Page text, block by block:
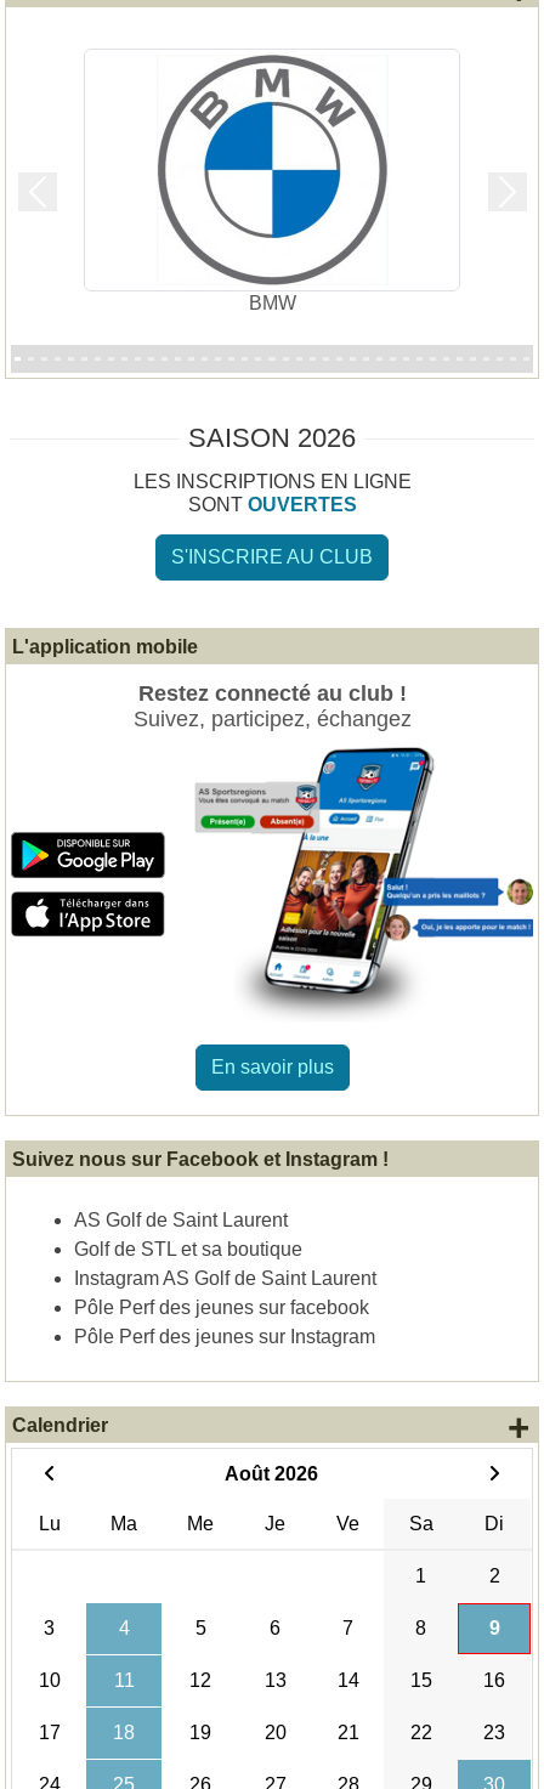
BMW
SAISON 2026
LES INSCRIPTIONS EN LIGNE
SONT OUVERTES
S'INSCRIRE AU CLUB
L'application mobile
Restez connecté au club !
Suivez, participez, échangez
En savoir plus
Suivez nous sur Facebook et Instagram !
AS Golf de Saint Laurent
Golf de STL et sa boutique
Instagram AS Golf de Saint Laurent
Pôle Perf des jeunes sur facebook
Pôle Perf des jeunes sur Instagram
Calendrier
Août 2026
Lu Ma Me Je Ve Sa Di
1 2
3 4 5 6 7 8 9
10 11 12 13 14 15 16
17 18 19 20 21 22 23
24 25 26 27 28 29 30
+